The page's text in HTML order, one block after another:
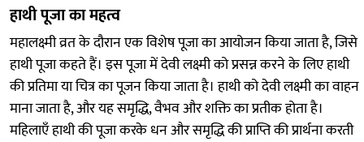
हाथी पूजा का महत्व
महालक्ष्मी व्रत के दौरान एक विशेष पूजा का आयोजन किया जाता है, जिसे
हाथी पूजा कहते हैं। इस पूजा में देवी लक्ष्मी को प्रसन्न करने के लिए हाथी
की प्रतिमा या चित्र का पूजन किया जाता है। हाथी को देवी लक्ष्मी का वाहन
माना जाता है, और यह समृद्धि, वैभव और शक्ति का प्रतीक होता है।
महिलाएँ हाथी की पूजा करके धन और समृद्धि की प्राप्ति की प्रार्थना करती